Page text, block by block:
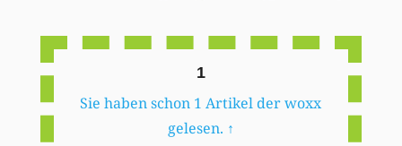
1
Sie haben schon 1 Artikel der woxx
gelesen. ↑